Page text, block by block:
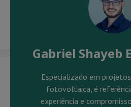
Gabriel Shayeb
Especializado em
fotovoltaica, é
experiência e